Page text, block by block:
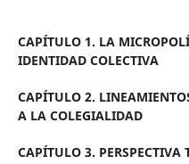
CAPÍTULO 1. LA
IDENTIDAD COLECTIVA
CAPÍTULO 2.
A LA COLEGIALIDAD
CAPÍTULO 3.